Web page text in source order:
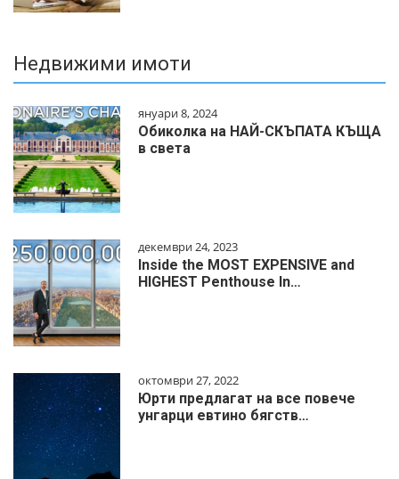
Недвижими имоти
януари 8, 2024
Обиколка на НАЙ-СКЪПАТА КЪЩА
в света
декември 24, 2023
Inside the MOST EXPENSIVE and
HIGHEST Penthouse In…
октомври 27, 2022
Юрти предлагат на все повече
унгарци евтино бягств…